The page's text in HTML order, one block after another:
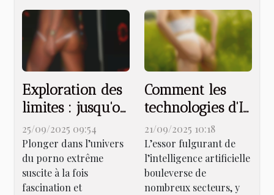
Exploration des
limites : jusqu'où
va le porno
extrême ?
25/09/2025 09:54
Plonger dans l’univers
du porno extrême
suscite à la fois
fascination et
Comment les
technologies d'IA
transforment-
elles l'industrie
des jeux pour
adultes ?
21/09/2025 10:18
L’essor fulgurant de
l’intelligence artificielle
bouleverse de
nombreux secteurs, y